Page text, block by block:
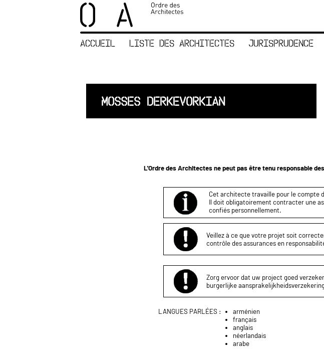
ACCUEIL LISTE DES ARCHITECTES JURISPRUDENCE
MOSSES DERKEVORKIAN
L'Ordre des Architectes ne peut pas être tenu responsable
Cet architecte travaille pour le compte
Il doit obligatoirement contracter une
confiés personnellement.
Veillez à ce que votre projet soit
contrôle des assurances en
Zorg ervoor dat uw project goed
burgerlijke
LANGUES PARLÉES :
arménien
français
anglais
néerlandais
arabe